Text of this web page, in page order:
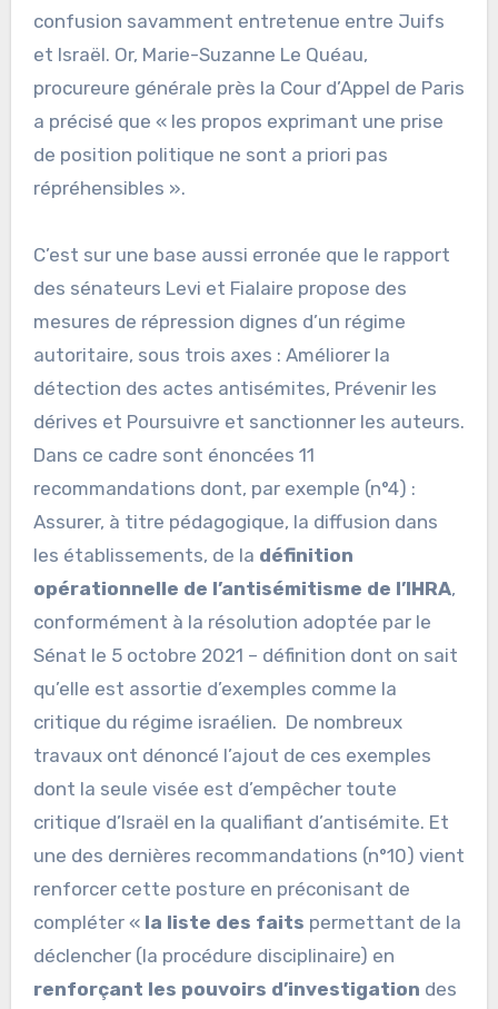
confusion savamment entretenue entre Juifs
et Israël. Or, Marie-Suzanne Le Quéau,
procureure générale près la Cour d’Appel de Paris
a précisé que « les propos exprimant une prise
de position politique ne sont a priori pas
répréhensibles ».
C’est sur une base aussi erronée que le rapport
des sénateurs Levi et Fialaire propose des
mesures de répression dignes d’un régime
autoritaire, sous trois axes : Améliorer la
détection des actes antisémites, Prévenir les
dérives et Poursuivre et sanctionner les auteurs.
Dans ce cadre sont énoncées 11
recommandations dont, par exemple (n°4) :
Assurer, à titre pédagogique, la diffusion dans
les établissements, de la définition
opérationnelle de l’antisémitisme de l’IHRA,
conformément à la résolution adoptée par le
Sénat le 5 octobre 2021 – définition dont on sait
qu’elle est assortie d’exemples comme la
critique du régime israélien. De nombreux
travaux ont dénoncé l’ajout de ces exemples
dont la seule visée est d’empêcher toute
critique d’Israël en la qualifiant d’antisémite. Et
une des dernières recommandations (n°10) vient
renforcer cette posture en préconisant de
compléter « la liste des faits permettant de la
déclencher (la procédure disciplinaire) en
renforçant les pouvoirs d’investigation des